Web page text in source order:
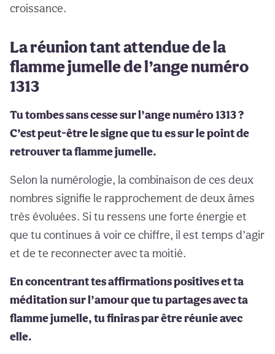
croissance.
La réunion tant attendue de la
flamme jumelle de l’ange numéro
1313
Tu tombes sans cesse sur l’ange numéro 1313 ?
C’est peut-être le signe que tu es sur le point de
retrouver ta flamme jumelle.
Selon la numérologie, la combinaison de ces deux
nombres signifie le rapprochement de deux âmes
très évoluées. Si tu ressens une forte énergie et
que tu continues à voir ce chiffre, il est temps d’agir
et de te reconnecter avec ta moitié.
En concentrant tes affirmations positives et ta
méditation sur l’amour que tu partages avec ta
flamme jumelle, tu finiras par être réunie avec
elle.